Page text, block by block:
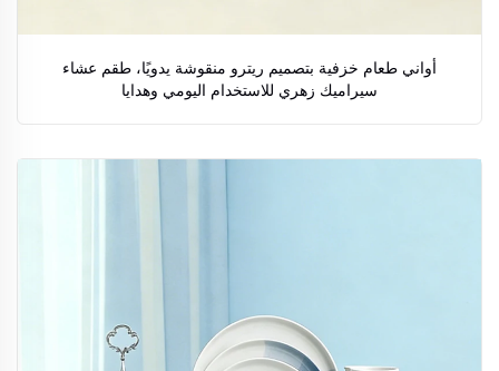
أواني طعام خزفية بتصميم ريترو منقوشة يدويًا، طقم عشاء
سيراميك زهري للاستخدام اليومي وهدايا